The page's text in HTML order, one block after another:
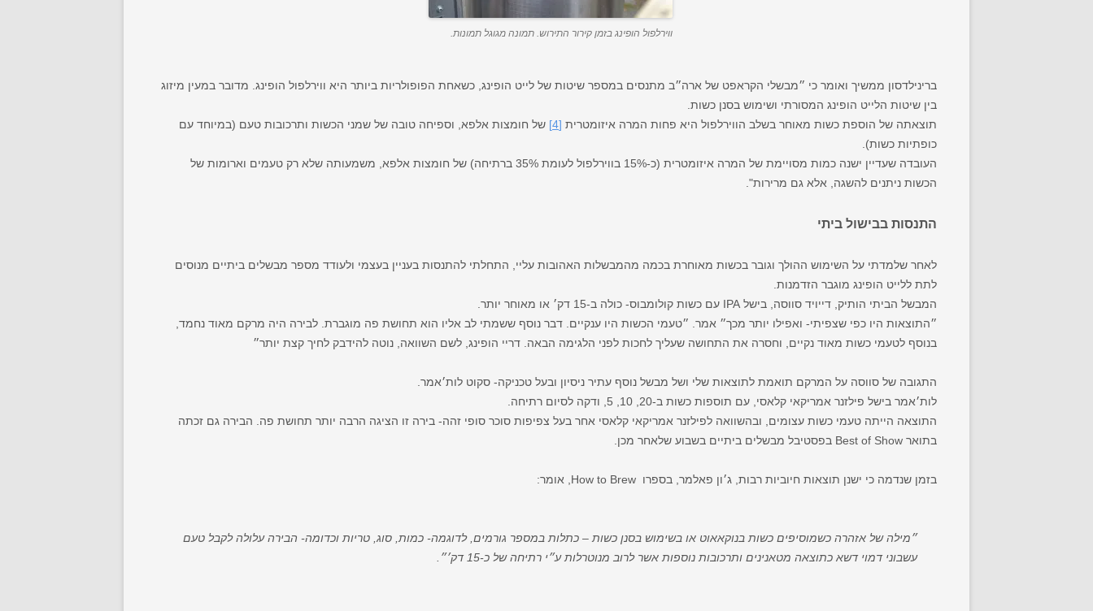
ווירלפול הופינג בזמן קירור התירוש. תמונה מגוגל תמונות.
ברינילדסון ממשיך ואומר כי ״מבשלי הקראפט של ארה״ב מתנסים במספר שיטות של לייט הופינג, כשאחת הפופולריות ביותר היא ווירלפול הופינג. מדובר במעין מיזוג
בין שיטות הלייט הופינג המסורתי ושימוש בסנן כשות.
תוצאתה של הוספת כשות מאוחר בשלב הווירלפול היא פחות המרה איזומטרית [4]
של חומצות אלפא, וספיחה טובה של שמני הכשות ותרכובות טעם (במיוחד עם
כופתיות כשות).
העובדה שעדיין ישנה כמות מסויימת של המרה איזומטרית (כ-15% בווירלפול לעומת 35% ברתיחה) של חומצות אלפא, משמעותה שלא רק טעמים וארומות של
הכשות ניתנים להשגה, אלא גם מרירות".
התנסות בבישול ביתי
לאחר שלמדתי על השימוש ההולך וגובר בכשות מאוחרת בכמה מהמבשלות האהובות עליי, התחלתי להתנסות בעניין בעצמי ולעודד מספר מבשלים ביתיים מנוסים
לתת ללייט הופינג מוגבר הזדמנות.
המבשל הביתי הותיק, דייויד סווסה, בישל IPA עם כשות קולומבוס- כולה ב-15 דק׳ או מאוחר יותר.
״התוצאות היו כפי שצפיתי- ואפילו יותר מכך״ אמר. ״טעמי הכשות היו ענקיים. דבר נוסף ששמתי לב אליו הוא תחושת פה מוגברת. לבירה היה מרקם מאוד נחמד,
בנוסף לטעמי כשות מאוד נקיים, וחסרה את התחושה שעליך לחכות לפני הלגימה הבאה. דריי הופינג, לשם השוואה, נוטה להידבק לחיך קצת יותר״
התגובה של סווסה על המרקם תואמת לתוצאות שלי ושל מבשל נוסף עתיר ניסיון ובעל טכניקה- סקוט לות׳אמר.
לות׳אמר בישל פילזנר אמריקאי קלאסי, עם תוספות כשות ב-20, 10, 5, ודקה לסיום רתיחה.
התוצאה הייתה טעמי כשות עצומים, ובהשוואה לפילזנר אמריקאי קלאסי אחר בעל צפיפות סוכר סופי זהה- בירה זו הציגה הרבה יותר תחושת פה. הבירה גם זכתה
בתואר Best of Show בפסטיבל מבשלים ביתיים בשבוע שלאחר מכן.
בזמן שנדמה כי ישנן תוצאות חיוביות רבות, ג׳ון פאלמר, בספרו How to Brew, אומר:
״מילה של אזהרה כשמוסיפים כשות בנוקאאוט או בשימוש בסנן כשות – כתלות במספר גורמים, לדוגמה- כמות, סוג, טריות וכדומה- הבירה עלולה לקבל טעם
עשבוני דמוי דשא כתוצאה מטאנינים ותרכובות נוספות אשר לרוב מנוטרלות ע״י רתיחה של כ-15 דק׳״.